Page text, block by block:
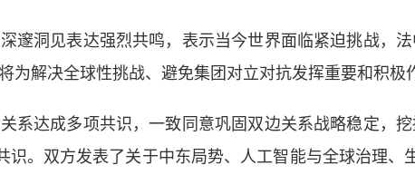
洞见表达强烈共鸣，表示当今世界面临紧迫挑战，法
为解决全球性挑战、避免集团对立对抗发挥重要和积极
达成多项共识，一致同意巩固双边关系战略稳定，挖
识。双方发表了关于中东局势、人工智能与全球治理